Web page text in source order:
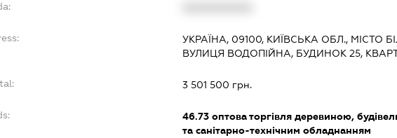
УКРАЇНА, 09100, КИЇВСЬКА ОБЛ., МІСТО
ВУЛИЦЯ ВОДОПІЙНА, БУДИНОК 25,
3 501 500 грн.
46.73оптова торгівля деревиною,
та санітарно-технічним обладнанням